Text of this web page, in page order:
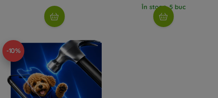
În stoc > 5 buc
-10%